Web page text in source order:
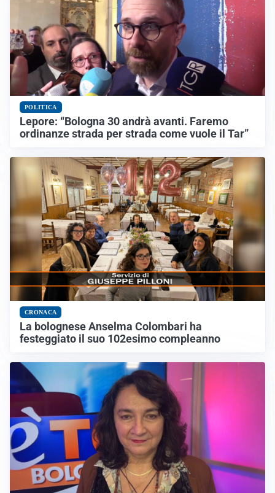
POLITICA
Lepore: “Bologna 30 andrà avanti. Faremo
ordinanze strada per strada come vuole il Tar”
CRONACA
La bolognese Anselma Colombari ha
festeggiato il suo 102esimo compleanno